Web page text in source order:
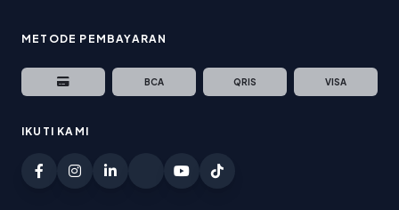
METODE PEMBAYARAN
BCA QRIS VISA
IKUTI KAMI